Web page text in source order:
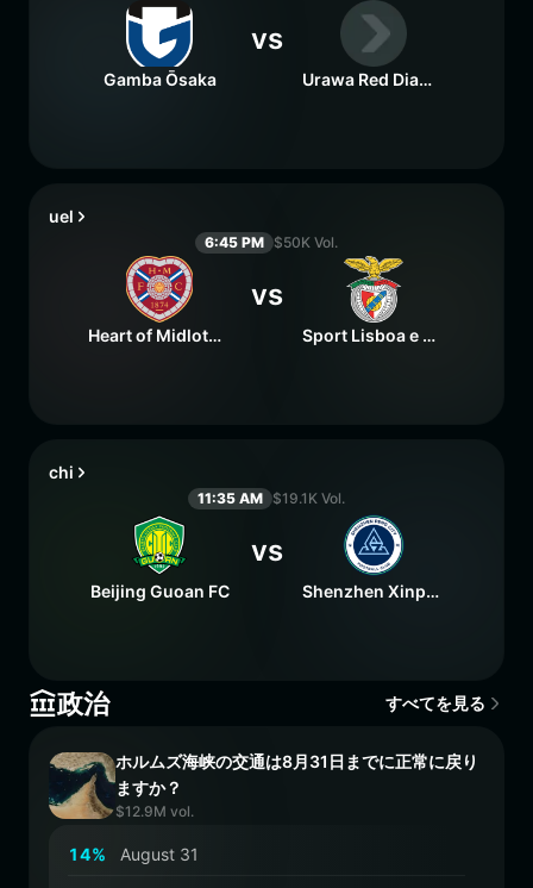
Gamba Ōsaka
vs
Urawa Red Diamonds
uel
6:45 PM $50K Vol.
Heart of Midlothian FC
vs
Sport Lisboa e Benfica
chi
11:35 AM $19.1K Vol.
Beijing Guoan FC
vs
Shenzhen Xinpengcheng FC
政治 すべてを見る
ホルムズ海峡の交通は8月31日までに正常に戻り
ますか？
$12.9M vol.
14% August 31